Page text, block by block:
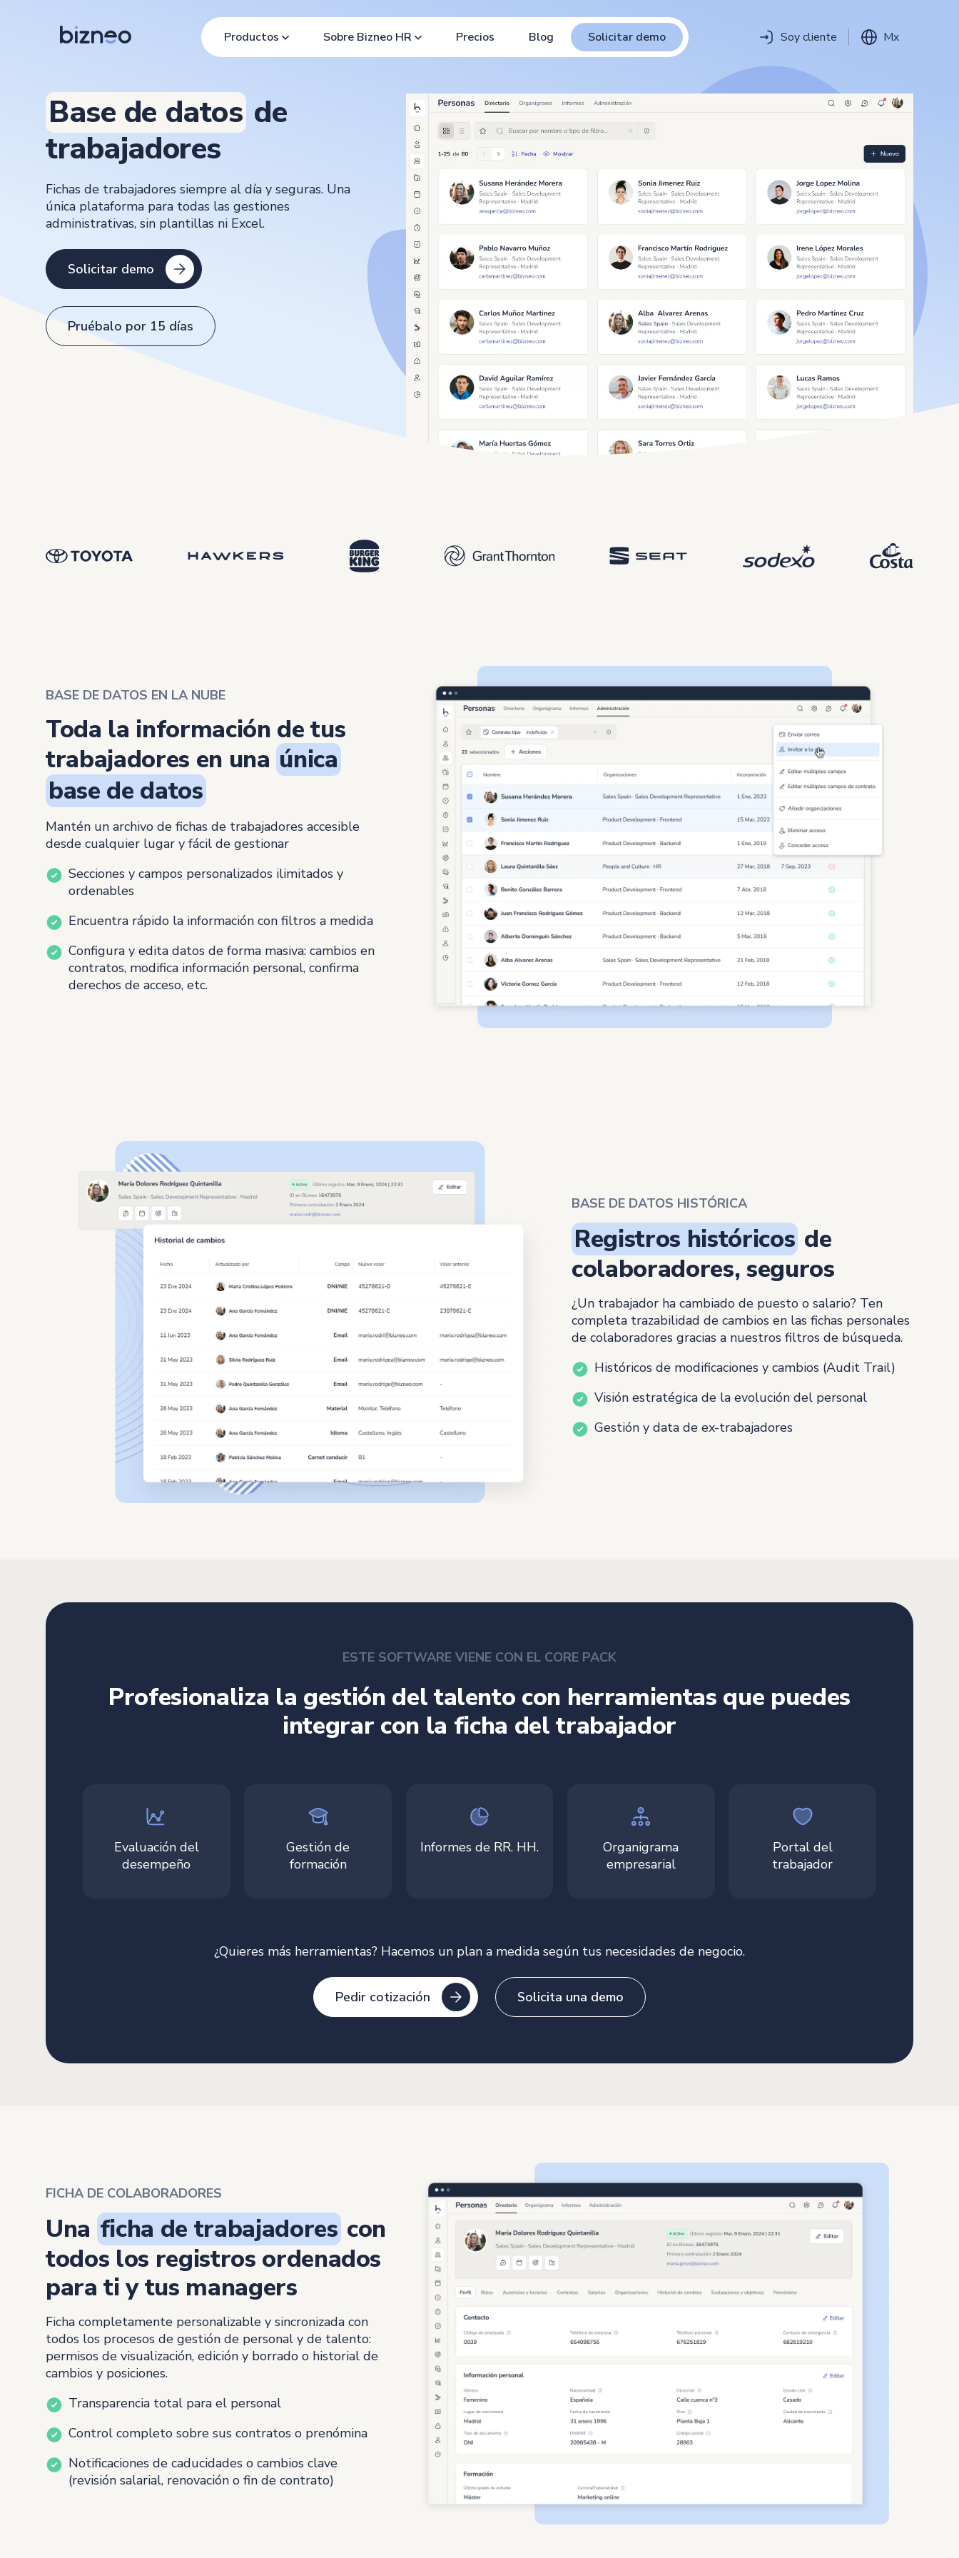
Productos Sobre Bizneo HR Precios Blog Solicitar demo Soy cliente Mx
Base de datosde
trabajadores
Fichas de trabajadores siempre al día y seguras. Una
única plataforma para todas las gestiones
administrativas, sin plantillas ni Excel.
Solicitar demo
Pruébalo por 15 días
BASE DE DATOS EN LA NUBE
Toda la información de tus
trabajadores en unaúnica
base de datos
Mantén un archivo de fichas de trabajadores accesible
desde cualquier lugar y fácil de gestionar
Secciones y campos personalizados ilimitados y
ordenables
Encuentra rápido la información con filtros a medida
Configura y edita datos de forma masiva: cambios en
contratos, modifica información personal, confirma
derechos de acceso, etc.
BASE DE DATOS HISTÓRICA
Registros históricos de
colaboradores, seguros
¿Un trabajador ha cambiado de puesto o salario? Ten
completa trazabilidad de cambios en las fichas personales
de colaboradores gracias a nuestros filtros de búsqueda.
Históricos de modificaciones y cambios (Audit Trail)
Visión estratégica de la evolución del personal
Gestión y data de ex-trabajadores
ESTE SOFTWARE VIENE CON EL CORE PACK
Profesionaliza la gestión del talento con herramientas que puedes
integrar con la ficha del trabajador
Evaluación del
desempeño
Gestión de
formación
Informes de RR. HH.
Organigrama
empresarial
Portal del
trabajador
¿Quieres más herramientas? Hacemos un plan a medida según tus necesidades de negocio.
Pedir cotización Solicita una demo
FICHA DE COLABORADORES
Una ficha de trabajadorescon
todos los registros ordenados
para ti y tus managers
Ficha completamente personalizable y sincronizada con
todos los procesos de gestión de personal y de talento:
permisos de visualización, edición y borrado o historial de
cambios y posiciones.
Transparencia total para el personal
Control completo sobre sus contratos o prenómina
Notificaciones de caducidades o cambios clave
(revisión salarial, renovación o fin de contrato)